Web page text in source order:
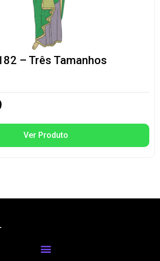
– Três Tamanhos
Ver Produto